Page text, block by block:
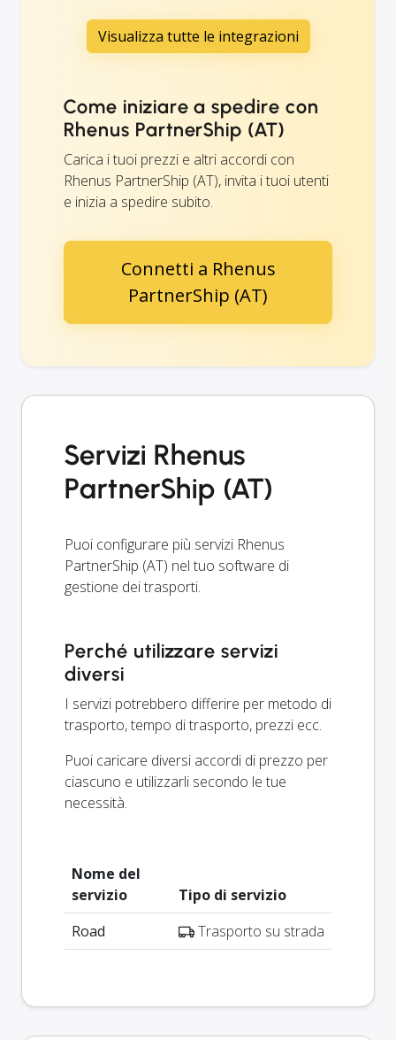
Visualizza tutte le integrazioni
Come iniziare a spedire con
Rhenus PartnerShip (AT)
Carica i tuoi prezzi e altri accordi con
Rhenus PartnerShip (AT), invita i tuoi utenti
e inizia a spedire subito.
Connetti a Rhenus
PartnerShip (AT)
Servizi Rhenus
PartnerShip (AT)
Puoi configurare più servizi Rhenus
PartnerShip (AT) nel tuo software di
gestione dei trasporti.
Perché utilizzare servizi
diversi
I servizi potrebbero differire per metodo di
trasporto, tempo di trasporto, prezzi ecc.
Puoi caricare diversi accordi di prezzo per
ciascuno e utilizzarli secondo le tue
necessità.
Nome del
servizio
Tipo di servizio
Road
Trasporto su strada